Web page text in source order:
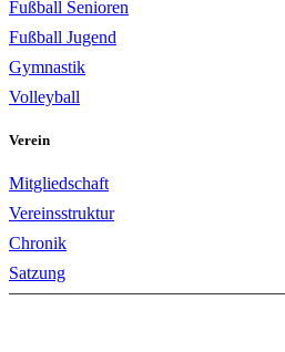
Fußball Senioren
Fußball Jugend
Gymnastik
Volleyball
Verein
Mitgliedschaft
Vereinsstruktur
Chronik
Satzung